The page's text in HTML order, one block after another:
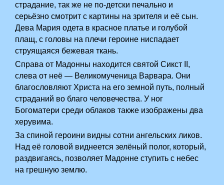
страдание, так же не по-детски печально и
серьёзно смотрит с картины на зрителя и её сын.
Дева Мария одета в красное платье и голубой
плащ, с головы на плечи героине ниспадает
струящаяся бежевая ткань.
Справа от Мадонны находится святой Сикст II,
слева от неё — Великомученица Варвара. Они
благословляют Христа на его земной путь, полный
страданий во благо человечества. У ног
Богоматери среди облаков также изображены два
херувима.
За спиной героини видны сотни ангельских ликов.
Над её головой виднеется зелёный полог, который,
раздвигаясь, позволяет Мадонне ступить с небес
на грешную землю.